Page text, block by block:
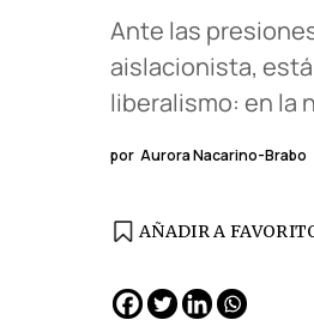
Ante las
aislacionista,
liberalismo: en la
por Aurora Nacarino-Brabo
AÑADIR A